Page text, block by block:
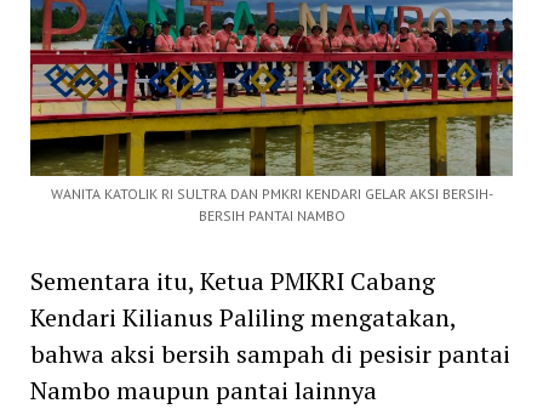
WANITA KATOLIK RI SULTRA DAN PMKRI KENDARI GELAR AKSI BERSIH-
BERSIH PANTAI NAMBO
Sementara itu, Ketua PMKRI Cabang
Kendari Kilianus Paliling mengatakan,
bahwa aksi bersih sampah di pesisir pantai
Nambo maupun pantai lainnya